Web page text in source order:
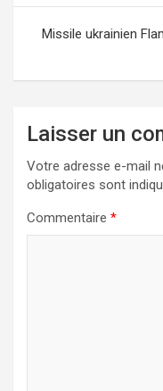
Missile ukrainien
Laisser un
Votre adresse e-mail
obligatoires sont
Commentaire *